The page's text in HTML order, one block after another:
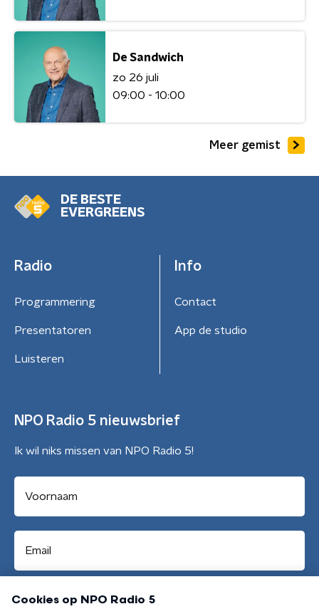
De Sandwich
zo 26 juli
09:00 - 10:00
Meer gemist
DE BESTE
EVERGREENS
Radio
Programmering
Presentatoren
Luisteren
Info
Contact
App de studio
NPO Radio 5 nieuwsbrief
Ik wil niks missen van NPO Radio 5!
Aanmelden